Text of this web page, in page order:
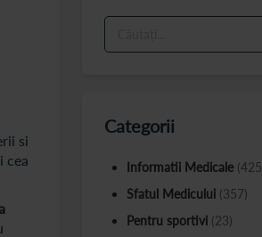
si
cea
Categorii
Informatii Medicale
Sfatul Medicului (357)
Pentru sportivi (23)